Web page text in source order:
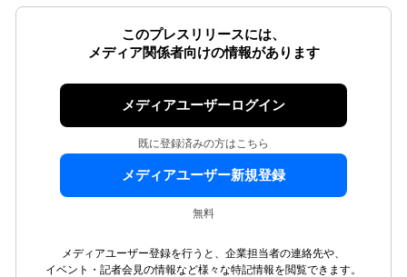
このプレスリリースには、
メディア関係者向けの情報があります
メディアユーザーログイン
既に登録済みの方はこちら
メディアユーザー新規登録
無料
メディアユーザー登録を行うと、企業担当者の連絡先や、
イベント・記者会見の情報など様々な特記情報を閲覧できます。